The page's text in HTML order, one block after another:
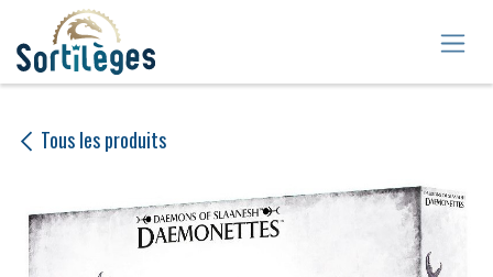
Se rendre au contenu
Tous les produits